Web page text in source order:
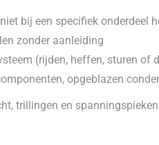
bij een specifiek onderdeel
zonder aanleiding
(rijden, heffen, sturen of
opgeblazen
trillingen en